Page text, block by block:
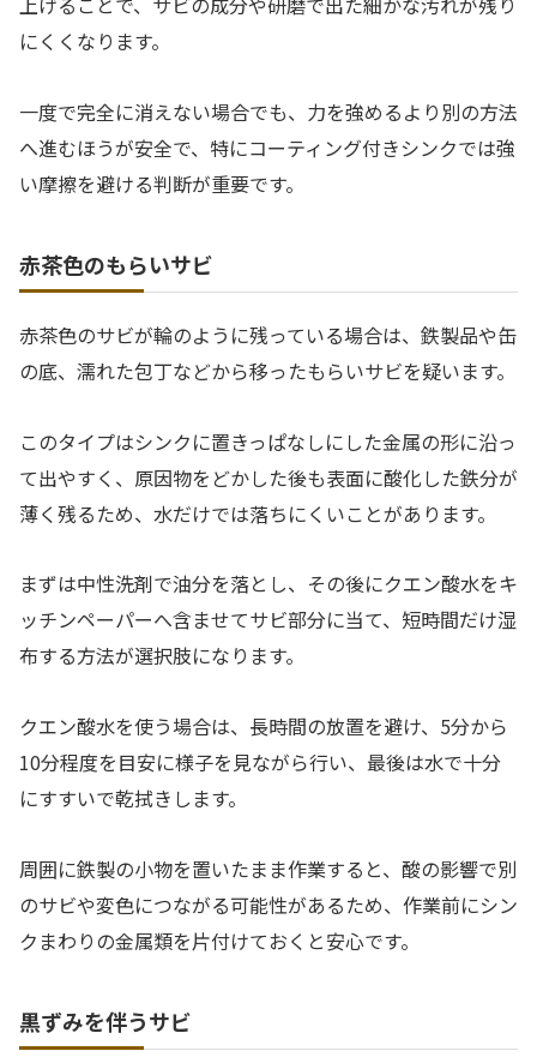
にくくなります。
一度で完全に消えない場合でも、力を強めるより別の方法
へ進むほうが安全で、特にコーティング付きシンクでは強
い摩擦を避ける判断が重要です。
赤茶色のもらいサビ
赤茶色のサビが輪のように残っている場合は、鉄製品や缶
の底、濡れた包丁などから移ったもらいサビを疑います。
このタイプはシンクに置きっぱなしにした金属の形に沿っ
て出やすく、原因物をどかした後も表面に酸化した鉄分が
薄く残るため、水だけでは落ちにくいことがあります。
まずは中性洗剤で油分を落とし、その後にクエン酸水をキ
ッチンペーパーへ含ませてサビ部分に当て、短時間だけ湿
布する方法が選択肢になります。
クエン酸水を使う場合は、長時間の放置を避け、5分から
10分程度を目安に様子を見ながら行い、最後は水で十分
にすすいで乾拭きします。
周囲に鉄製の小物を置いたまま作業すると、酸の影響で別
のサビや変色につながる可能性があるため、作業前にシン
クまわりの金属類を片付けておくと安心です。
黒ずみを伴うサビ